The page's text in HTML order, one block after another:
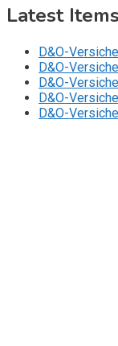
Latest Items
D&O-
D&O-
D&O-
D&O-
D&O-